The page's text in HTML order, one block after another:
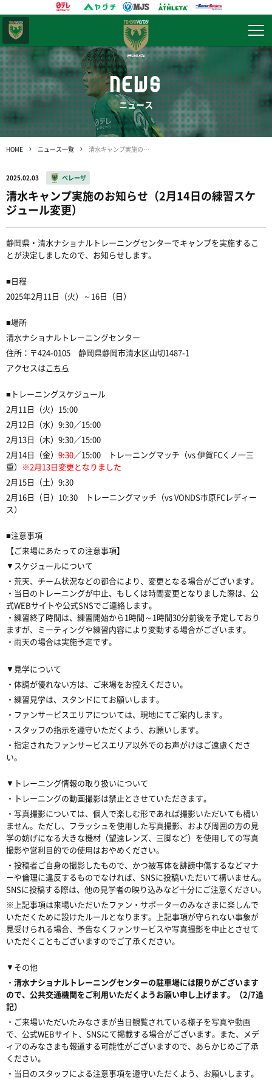
NEWS
ニュース
HOME ニュース一覧 清水キャンプ実施のお知らせ（2月14日の練習スケジュール変更）
2025.02.03 ベレーザ
清水キャンプ実施のお知らせ（2月14日の練習スケ
ジュール変更）
静岡県・清水ナショナルトレーニングセンターでキャンプを実施するこ
とが決定しましたので、お知らせします。
■日程
2025年2月11日（火）～16日（日）
■場所
清水ナショナルトレーニングセンター
住所：〒424-0105 静岡県静岡市清水区山切1487-1
アクセスはこちら
■トレーニングスケジュール
2月11日（火）15:00
2月12日（水）9:30／15:00
2月13日（木）9:30／15:00
2月14日（金） 9:30／15:00 トレーニングマッチ（vs 伊賀FCくノ一三
重） ※2月13日変更となりました
2月15日（土）9:30
2月16日（日）10:30 トレーニングマッチ（vs VONDS市原FCレディー
ス）
■注意事項
【ご来場にあたっての注意事項】
▼スケジュールについて
・荒天、チーム状況などの都合により、変更となる場合がございます。
・当日のトレーニングが中止、もしくは時間変更となりました際は、公
式WEBサイトや公式SNSでご連絡します。
・練習終了時間は、練習開始から1時間～1時間30分前後を予定しており
ますが、ミーティングや練習内容により変動する場合がございます。
・雨天の場合は実施予定です。
▼見学について
・体調が優れない方は、ご来場をお控えください。
・練習見学は、スタンドにてお願いします。
・ファンサービスエリアについては、現地にてご案内します。
・スタッフの指示を遵守いただくよう、お願いします。
・指定されたファンサービスエリア以外でのお声がけはご遠慮くださ
い。
▼トレーニング情報の取り扱いについて
・トレーニングの動画撮影は禁止とさせていただきます。
・写真撮影については、個人で楽しむ形であれば撮影いただいても構い
ません。 ただし、フラッシュを使用した写真撮影、および周囲の方の見
学の妨げになる大きな機材（望遠レンズ、三脚など）を使用しての写真
撮影や営利目的での使用はおやめください。
・投稿者ご自身の撮影したもので、かつ被写体を誹謗中傷するなどマナ
ーや倫理に違反するものでなければ、SNSに投稿いただいて構いません。
SNSに投稿する際は、他の見学者の映り込みなど十分にご注意ください。
※上記事項は来場いただいたファン・サポーターのみなさまに楽しんで
いただくために設けたルールとなります。上記事項が守られない事象が
見受けられる場合、予告なくファンサービスや写真撮影を中止とさせて
いただくこともございますのでご了承ください。
▼その他
・ 清水ナショナルトレーニングセンターの駐車場には限りがございます
ので、公共交通機関をご利用いただくようお願い申し上げます。（2/7追
記）
・ご来場いただいたみなさまが当日観覧されている様子を写真や動画
で、公式WEBサイト、SNSにて掲載する場合がございます。また、メデ
ィアのみなさまも報道する可能性がございますので、あらかじめご了承
ください。
・当日のスタッフによる注意事項を遵守いただくよう、お願いします。